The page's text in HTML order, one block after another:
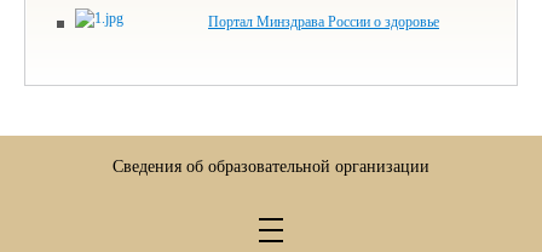
Портал Минздрава России о здоровье
Сведения об образовательной организации